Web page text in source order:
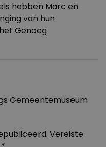
hebben Marc en
van hun
Genoeg
Gemeentemuseum
Vereiste